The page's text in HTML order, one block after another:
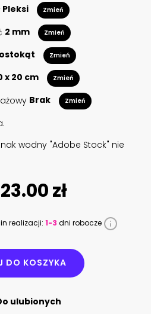
Pleksi Zmień
2 mm Zmień
Zmień
x 20 cm Zmień
Brak Zmień
wodny "Adobe Stock" nie
zł
realizacji: 1-3 dni robocze
DO KOSZYKA
ulubionych